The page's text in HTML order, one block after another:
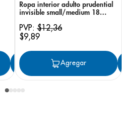
Agregar
Ropa interior adulto prudential
invisible small/medium 18
PVP:$12,36
$9,89
Agregar